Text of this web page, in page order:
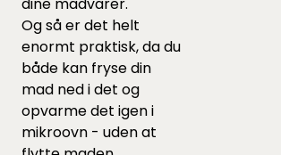
Og så er det helt
enormt praktisk, da du
både kan fryse din
mad ned i det og
opvarme det igen i
mikroovn - uden at